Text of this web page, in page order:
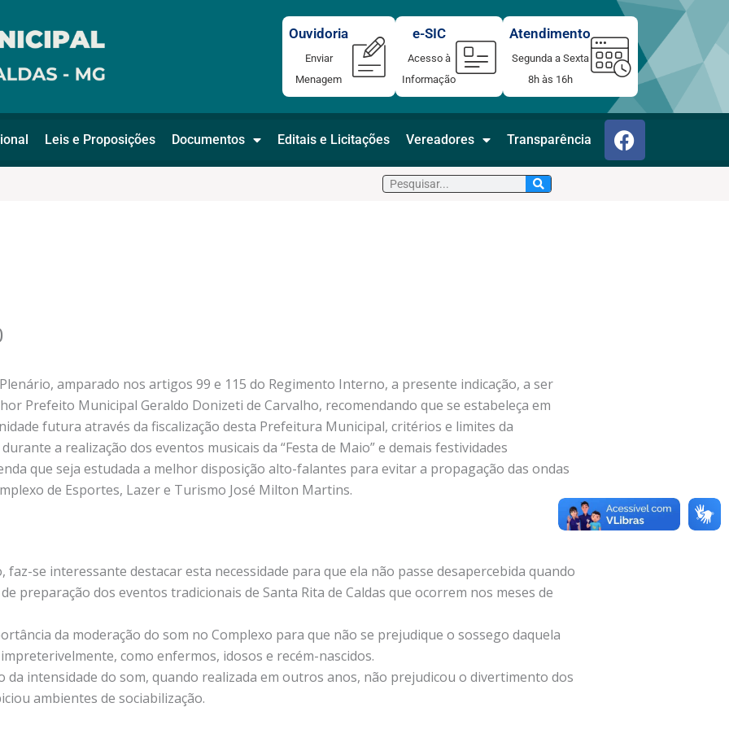
Atendimento
Segunda a Sexta
8h às 16h
e-SIC
Acesso à
Informação
Ouvidoria
Enviar
Menagem
Leis e Proposições Documentos Editais e Licitações Vereadores Transparência F
a
c
Pesquisar
amparado nos artigos 99 e 115 do Regimento Interno, a presente indicação, a ser
Prefeito Municipal Geraldo Donizeti de Carvalho, recomendando que se estabeleça em
futura através da fiscalização desta Prefeitura Municipal, critérios e limites da
a realização dos eventos musicais da “Festa de Maio” e demais festividades
que seja estudada a melhor disposição alto-falantes para evitar a propagação das ondas
de Esportes, Lazer e Turismo José Milton Martins.
faz-se interessante destacar esta necessidade para que ela não passe desapercebida quando
preparação dos eventos tradicionais de Santa Rita de Caldas que ocorrem nos meses de
da moderação do som no Complexo para que não se prejudique o sossego daquela
como enfermos, idosos e recém-nascidos.
da intensidade do som, quando realizada em outros anos, não prejudicou o divertimento dos
ambientes de sociabilização.